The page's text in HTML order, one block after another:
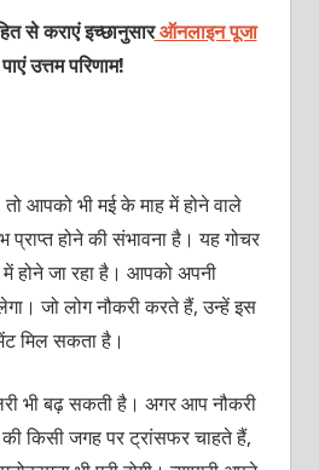
से कराएं इच्छानुसारऑनलाइन पूजा
उत्तम परिणाम!
आपको भी मई के माह में होने वाले
प्राप्‍त होने की संभावना है। यह गोचर
होने जा रहा है। आपको अपनी
जो लोग नौकरी करते हैं, उन्‍हें इस
मिल सकता है।
भी बढ़ सकती है। अगर आप नौकरी
किसी जगह पर ट्रांसफर चाहते हैं,